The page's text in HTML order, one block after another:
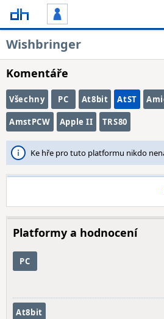
Wishbringer
Komentáře
Všechny PC At8bit AtST
AmstPCW Apple II TRS80
Ke hře pro tuto platformu nikdo
Platformy a hodnocení
PC
At8bit